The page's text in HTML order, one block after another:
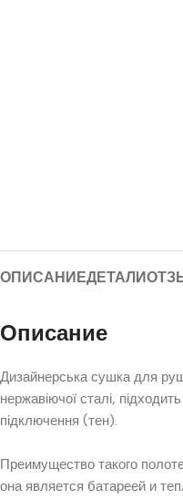
ОПИСАНИЕДЕТАЛИ
Описание
Дизайнерська сушка для
нержавіючої сталі,
підключення (тен).
Преимущество такого
она является батареей и